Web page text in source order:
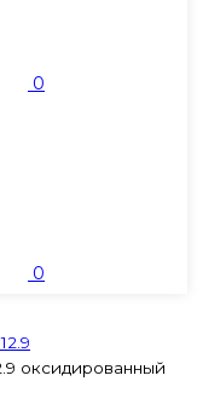
0
0
оксидированный